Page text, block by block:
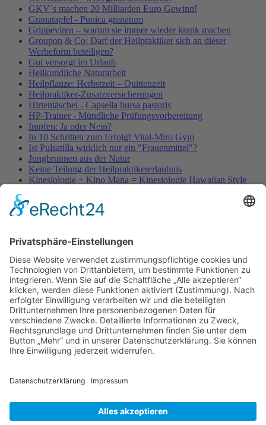
GKV´s machen 20 Milliarden Euro Gewinn!
Granatapfel - Punica granatum
Grippeviren – warum sie immer wieder krank machen
Groupon & Co: Darf der Heilpraktiker sich an dieser
Werbeform beteiligen?
Gut versorgt im Urlaub
Heilkundliche Naturarbeit
Heilpflanze: Herbstzeit – Quittenzeit
Heilpraktiker-Zusatzversicherungen
Hirtentäschel - Capsella bursa pastoris
HP-Trainer - Mündliche Prüfungsvorbereitung
Impfen: Ja oder Nein?
In 10 Schritten zum Erfolg! Vital-Miro Gym
Ist Pulsatilla wirklich nur ein "Frauenmittel"?
Jungbrunnen aus der Natur
Keine Teilung der Heilpraktikererlaubnis
Kinesiologie + Kino Mana = Kinesiologie Hawaiian Style
Kleine Würmer als Wunderheiler
Knoblauch - Allium sativum
MRSA-Killerkeime in deutschen Krankenhäusern
NATURHEILKUNDE & PSYCHOTHERAPIE HEUTE
Natürliche Anti-Falten-Wunderwaffe: Hyaluron
Natürliche Apotheke – Heilpflanze Ingwer
Olivenöl - nicht nur ein Lebensmittel
Berufsbild Heilpraktiker